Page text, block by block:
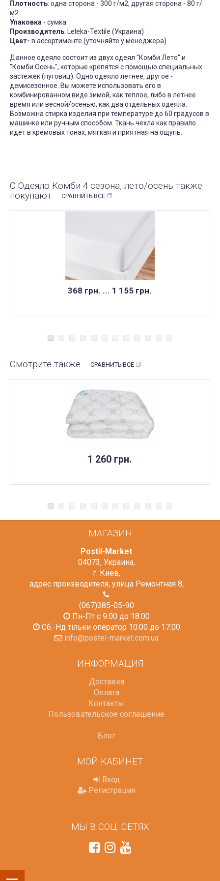
Плотность: одна сторона - 300 г/м2, другая сторона - 80 г/
м2
Упаковка - сумка
Производитель: Leleka-Textile (Украина)
Цвет- в ассортименте (уточняйте у менеджера)
Данное одеяло состоит из двух одеял "Комби Лето" и
"Комби Осень", которые крепятся с помощью специальных
застежек (пуговиц). Одно одеяло летнее, другое -
демисезонное. Вы можете использовать его в
комбинированном виде зимой, как теплое, либо в летнее
время или весной/осенью, как два отдельных одеяла.
Возможна стирка изделия при температуре до 60 градусов в
машинке или ручным способом. Ткань чехла как правило
идет в кремовых тонах, мягкая и приятная на ощупь.
С Одеяло Комби 4 сезона, лето/осень также
покупают
СРАВНИТЬ ВСЕ
368 грн. ... 1 155 грн.
Смотрите также СРАВНИТЬ ВСЕ
1 260 грн.
МАГАЗИН
Postil-Market
04073, Украина,
г. Киев,
адрес производителя, улица Ремонтная 8,
(067)385-05-90
Пн-Пт с 9:00 до 18:00
Сб.-Нд тільки оператор 10:00 до 17:00
info@postel-market.com.ua
ИНФОРМАЦИЯ
Доставка
Оплата
Контакты
Пользовательское соглашение
Блог
МОЙ КАБИНЕТ
Вход
Регистрация
МЫ В СОЦ. СЕТЯХ